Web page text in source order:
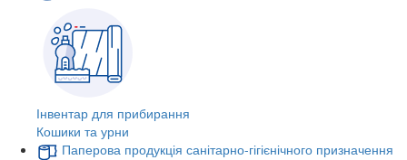
Інвентар для прибирання
Кошики та урни
Паперова продукція санітарно-гігієнічного призначення